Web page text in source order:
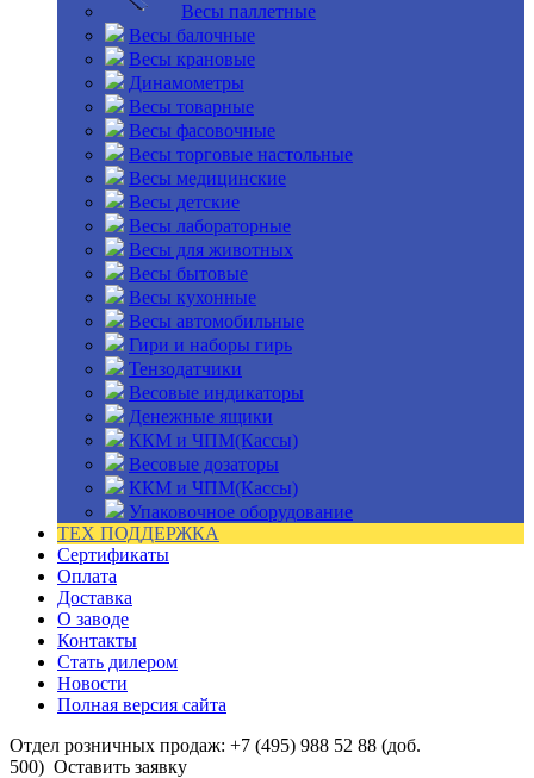
Весы паллетные
Весы балочные
Весы крановые
Динамометры
Весы товарные
Весы фасовочные
Весы торговые настольные
Весы медицинские
Весы детские
Весы лабораторные
Весы для животных
Весы бытовые
Весы кухонные
Весы автомобильные
Гири и наборы гирь
Тензодатчики
Весовые индикаторы
Денежные ящики
ККМ и ЧПМ(Кассы)
Весовые дозаторы
ККМ и ЧПМ(Кассы)
Упаковочное оборудование
ТЕХ ПОДДЕРЖКА
Сертификаты
Оплата
Доставка
О заводе
Контакты
Стать дилером
Новости
Полная версия сайта
Отдел розничных продаж: +7 (495) 988 52 88 (доб.
500) Оставить заявку